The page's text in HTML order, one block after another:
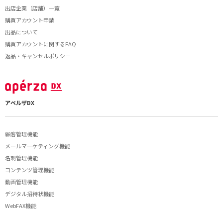
出店企業（店舗）一覧
購買アカウント申請
出品について
購買アカウントに関するFAQ
返品・キャンセルポリシー
アペルザDX
顧客管理機能
メールマーケティング機能
名刺管理機能
コンテンツ管理機能
動画管理機能
デジタル招待状機能
WebFAX機能